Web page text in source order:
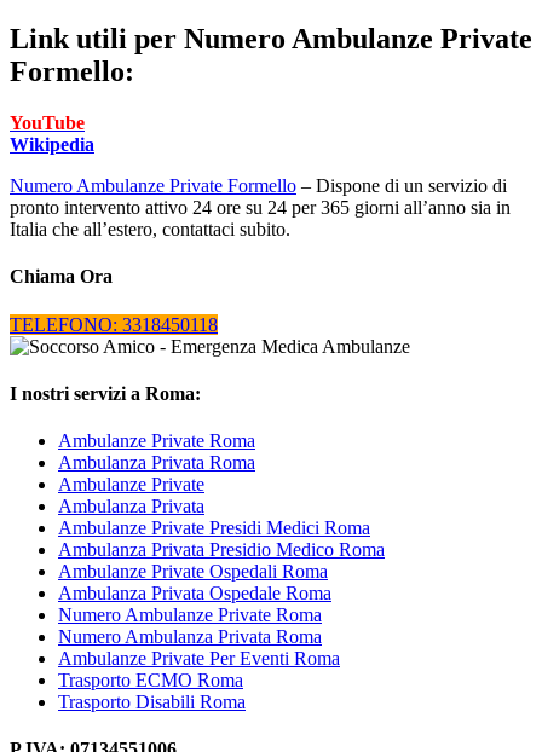
Link utili per Numero Ambulanze Private
Formello:
YouTube
Wikipedia
Numero Ambulanze Private Formello – Dispone di un servizio di
pronto intervento attivo 24 ore su 24 per 365 giorni all’anno sia in
Italia che all’estero, contattaci subito.
Chiama Ora
TELEFONO: 3318450118
I nostri servizi a Roma:
Ambulanze Private Roma
Ambulanza Privata Roma
Ambulanze Private
Ambulanza Privata
Ambulanze Private Presidi Medici Roma
Ambulanza Privata Presidio Medico Roma
Ambulanze Private Ospedali Roma
Ambulanza Privata Ospedale Roma
Numero Ambulanze Private Roma
Numero Ambulanza Privata Roma
Ambulanze Private Per Eventi Roma
Trasporto ECMO Roma
Trasporto Disabili Roma